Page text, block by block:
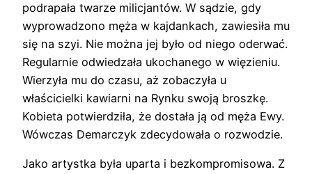
podrapała twarze milicjantów. W sądzie, gdy
wyprowadzono męża w kajdankach, zawiesiła mu
się na szyi. Nie można jej było od niego oderwać.
Regularnie odwiedzała ukochanego w więzieniu.
Wierzyła mu do czasu, aż zobaczyła u
właścicielki kawiarni na Rynku swoją broszkę.
Kobieta potwierdziła, że dostała ją od męża Ewy.
Wówczas Demarczyk zdecydowała o rozwodzie.
Jako artystka była uparta i bezkompromisowa. Z